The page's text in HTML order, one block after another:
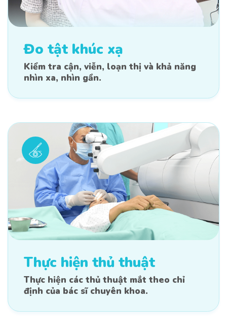
Đo tật khúc xạ
Kiểm tra cận, viễn, loạn thị và khả năng
nhìn xa, nhìn gần.
Thực hiện thủ thuật
Thực hiện các thủ thuật mắt theo chỉ
định của bác sĩ chuyên khoa.